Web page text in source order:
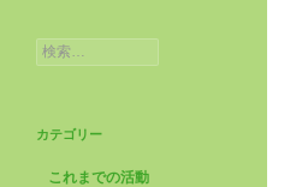
検
索:
カテゴリー
これまでの活動